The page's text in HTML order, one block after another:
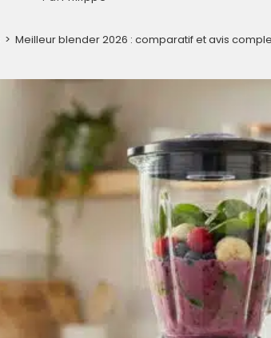
> Meilleur blender 2026 : comparatif et avis